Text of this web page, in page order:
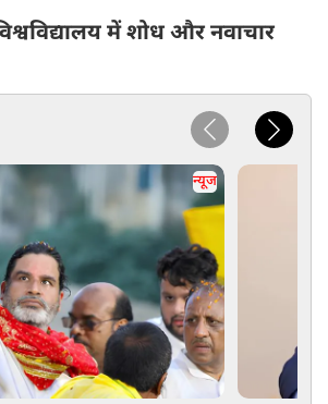
में शोध और नवाचार
न्यूज